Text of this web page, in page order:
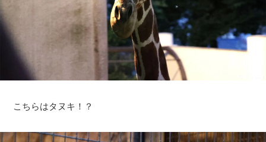
こちらはタヌキ！？